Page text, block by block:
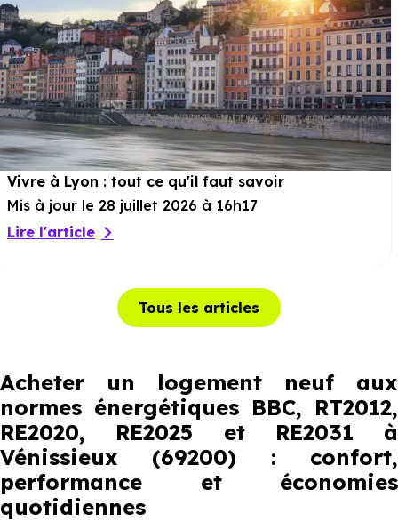
Vivre à Lyon : tout ce qu'il faut savoir
Mis à jour le 28 juillet 2026 à 16h17
Lire l'article
Tous les articles
Acheter un logement neuf aux
normes énergétiques BBC, RT2012,
RE2020, RE2025 et RE2031 à
Vénissieux (69200) : confort,
performance et économies
quotidiennes